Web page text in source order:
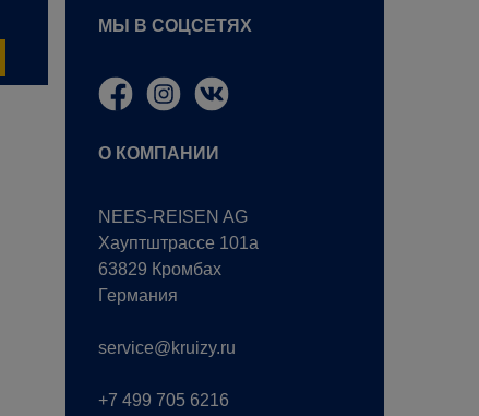
МЫ В СОЦСЕТЯХ
О КОМПАНИИ
NEES-REISEN AG
Хауптштрассе 101a
63829 Кромбах
Германия
service@kruizy.ru
+7 499 705 6216